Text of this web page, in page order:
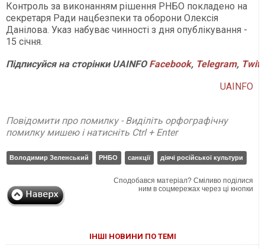
Контроль за виконанням рішення РНБО покладено на
секретаря Ради нацбезпеки та оборони Олексія
Данілова. Указ набуває чинності з дня опублікування -
15 січня.
Підписуйся на сторінки UAINFO Facebook, Telegram,
UAINFO
Повідомити про помилку - Виділіть орфографічну
помилку мишею і натисніть Ctrl + Enter
Володимир Зеленський РНБО санкції діячі російської культури
Сподобався матеріал? Сміливо поділися
ним в соцмережах через ці кнопки
ІНШІ НОВИНИ ПО ТЕМІ